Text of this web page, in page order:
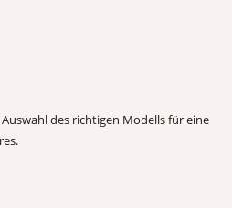
des richtigen Modells für eine